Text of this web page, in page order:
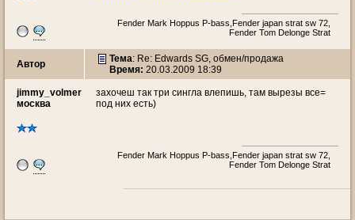
Fender Mark Hoppus P-bass,Fender japan strat sw 72,
Fender Tom Delonge Strat
Автор Тема: Re: Edwards SG, обмен/продажа
Время: 20.03.2009 18:39
jimmy_volmer
москва
захочеш так три сингла влепишь, там вырезы все=
под них есть)
Fender Mark Hoppus P-bass,Fender japan strat sw 72,
Fender Tom Delonge Strat